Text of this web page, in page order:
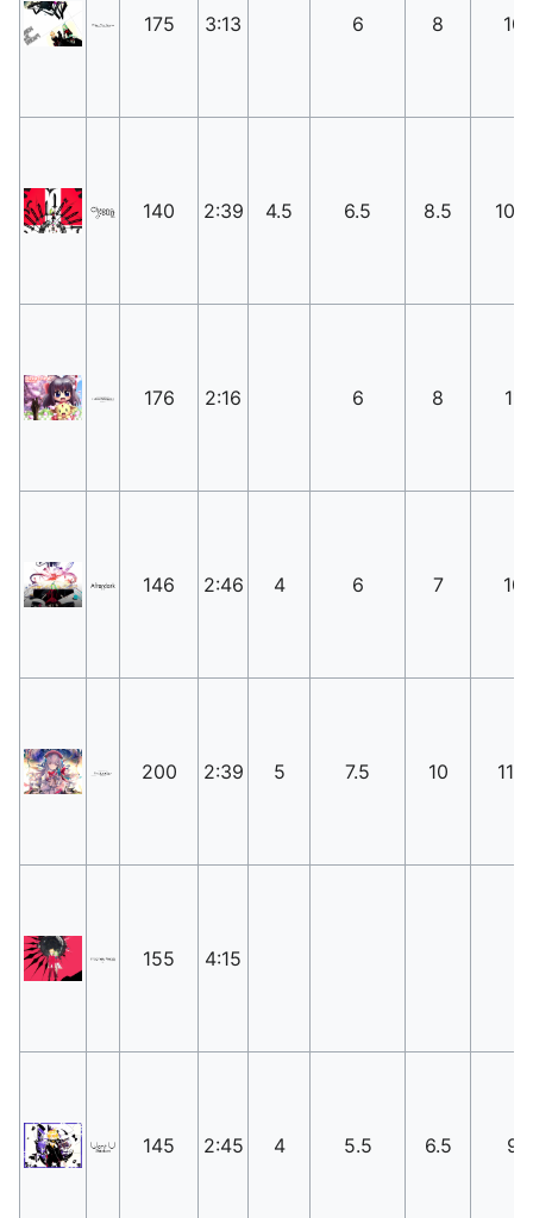
175 3:13 6 8 10
140 2:39 4.5 6.5 8.5 10.5
176 2:16 6 8 11
146 2:46 4 6 7 10
200 2:39 5 7.5 10 11.5
155 4:15
145 2:45 4 5.5 6.5 9